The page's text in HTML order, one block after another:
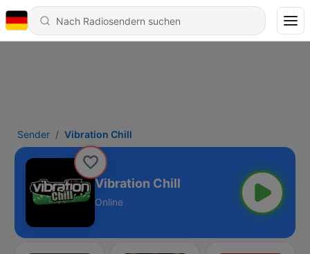
Sender Vibration Chill
Vibration Chill
Online